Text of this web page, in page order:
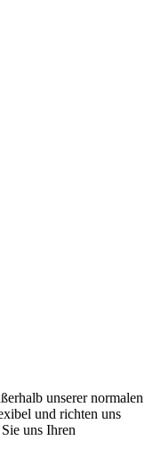
unserer normalen
und richten uns
uns Ihren